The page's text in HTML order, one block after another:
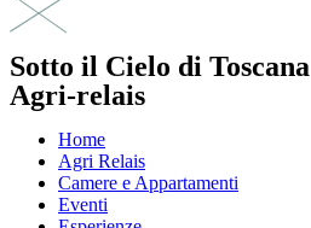
Sotto il Cielo di Toscana
Agri-relais
Home
Agri Relais
Camere e Appartamenti
Eventi